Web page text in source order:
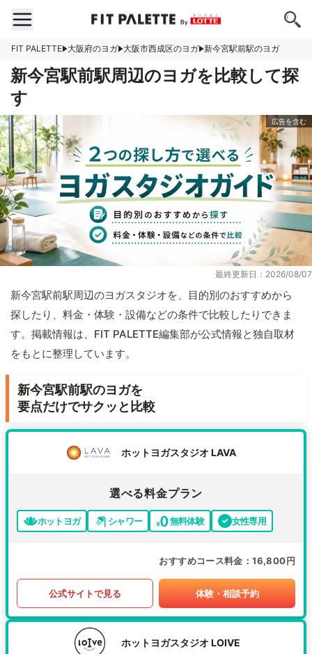
FIT PALETTE 大阪府のヨガ 大阪市西成区のヨガ 新今宮駅前駅のヨガ
新今宮駅前駅周辺のヨガを比較して探
す
最終更新日：2026/08/07
新今宮駅前駅周辺のヨガスタジオを、目的別のおすすめから
探したり、料金・体験・設備などの条件で比較したりできま
す。掲載情報は、FIT PALETTE編集部が公式情報と独自取材
をもとに整理しています。
新今宮駅前駅のヨガを
要点だけでサクッと比較
ホットヨガスタジオ LAVA
選べる料金プラン
ホットヨガ シャワー 無料体験 女性専用
おすすめコース料金 16,800円
公式サイトで見る 体験・相談予約
ホットヨガスタジオ LOIVE